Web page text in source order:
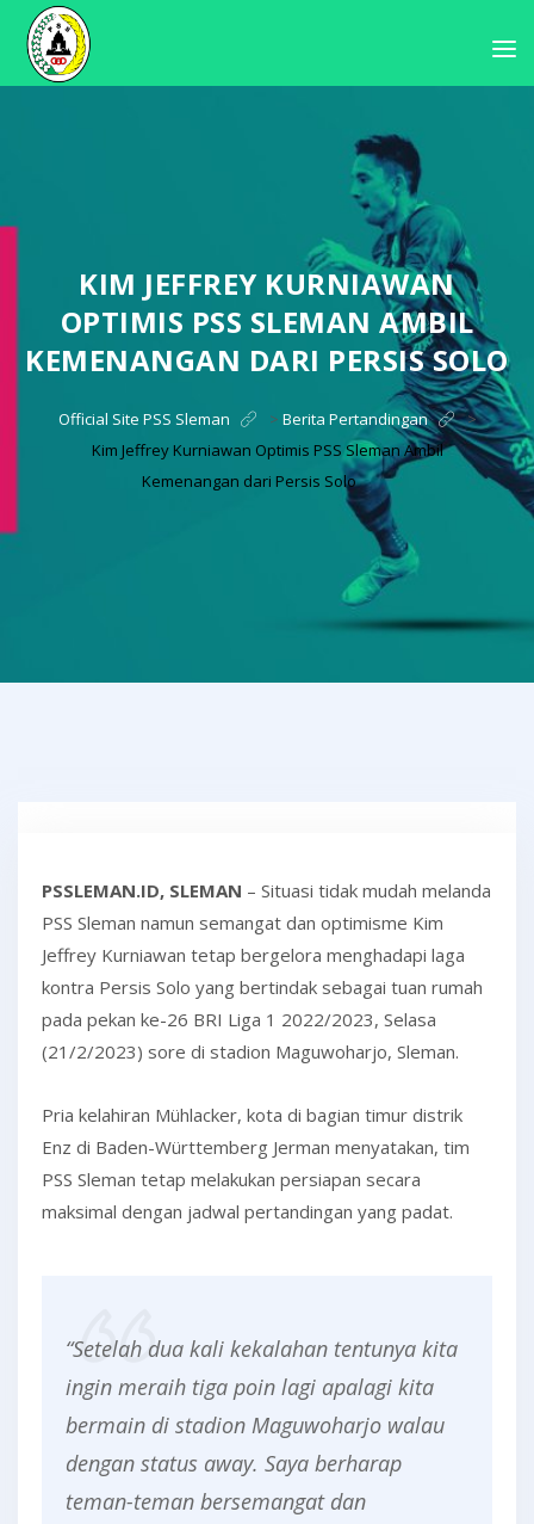
KIM JEFFREY KURNIAWAN
OPTIMIS PSS SLEMAN AMBIL
KEMENANGAN DARI PERSIS SOLO
Official Site PSS Sleman > Berita Pertandingan
>
Kim Jeffrey Kurniawan Optimis PSS Sleman Ambil
Kemenangan dari Persis Solo
PSSLEMAN.ID, SLEMAN – Situasi tidak mudah melanda
PSS Sleman namun semangat dan optimisme Kim
Jeffrey Kurniawan tetap bergelora menghadapi laga
kontra Persis Solo yang bertindak sebagai tuan rumah
pada pekan ke-26 BRI Liga 1 2022/2023, Selasa
(21/2/2023) sore di stadion Maguwoharjo, Sleman.
Pria kelahiran Mühlacker, kota di bagian timur distrik
Enz di Baden-Württemberg Jerman menyatakan, tim
PSS Sleman tetap melakukan persiapan secara
maksimal dengan jadwal pertandingan yang padat.
“Setelah dua kali kekalahan tentunya kita
ingin meraih tiga poin lagi apalagi kita
bermain di stadion Maguwoharjo walau
dengan status away. Saya berharap
teman-teman bersemangat dan